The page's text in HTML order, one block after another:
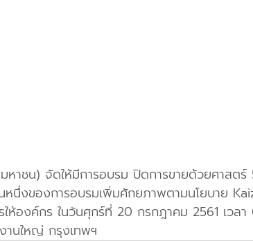
หาชน) จัดให้มีการอบรม ปิดการขายด้วยศาสตร์
นึ่งของการอบรมเพิ่มศักยภาพตามนโยบาย
ห้องค์กร ในวันศุกร์ที่ 20 กรกฎาคม 2561 เวล
นใหญ่ กรุงเทพฯ